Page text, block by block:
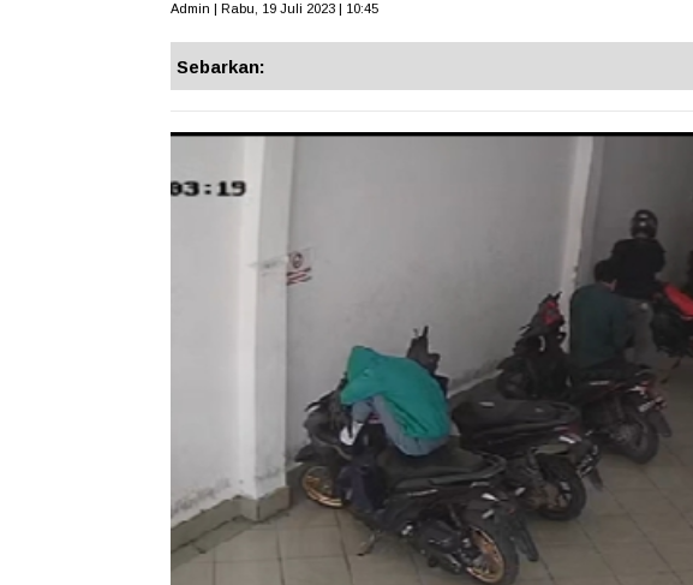
Admin | Rabu, 19 Juli 2023 | 10:45
Sebarkan: